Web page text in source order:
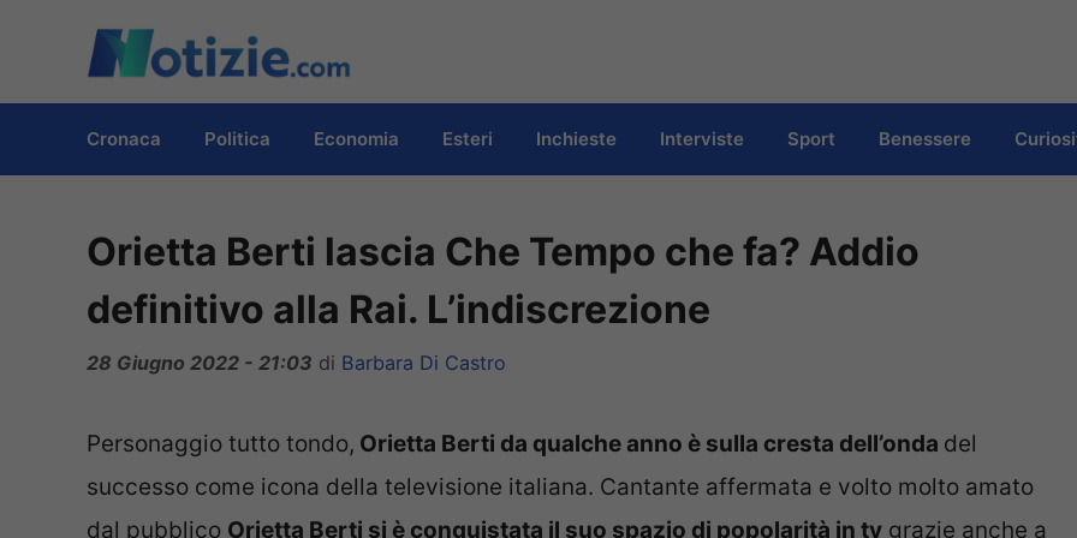
contenuto
Cronaca Politica Economia Esteri Inchieste Interviste Sport Benessere
Orietta Berti lascia Che Tempo che fa? Addio
definitivo alla Rai. L’indiscrezione
28 Giugno 2022 - 21:03 di Barbara Di Castro
Personaggio tutto tondo, Orietta Berti da qualche anno è sulla cresta dell’onda del
successo come icona della televisione italiana. Cantante affermata e volto molto amato
dal pubblico Orietta Berti si è conquistata il suo spazio di popolarità in tv grazie anche a